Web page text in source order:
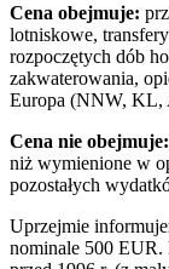
Cena obejmuje:
lotniskowe,
rozpoczętych dób
zakwaterowania,
Europa (NNW, KL,
Cena nie obejmuje:
niż wymienione w
pozostałych
Uprzejmie
nominale 500 EUR.